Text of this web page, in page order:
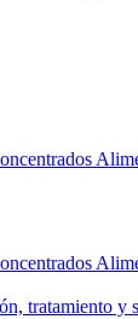
tratamiento y